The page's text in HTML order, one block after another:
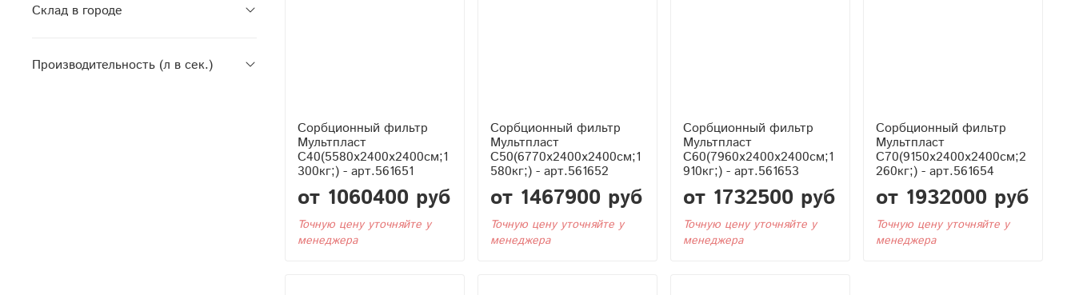
Сорбционный фильтр
Мультпласт
С40(5580x2400x2400см;1
300кг;) - арт.561651
от 1060400 руб
Точную цену уточняйте у
менеджера
Сорбционный фильтр
Мультпласт
С50(6770x2400x2400см;1
580кг;) - арт.561652
от 1467900 руб
Точную цену уточняйте у
менеджера
Сорбционный фильтр
Мультпласт
С60(7960x2400x2400см;1
910кг;) - арт.561653
от 1732500 руб
Точную цену уточняйте у
менеджера
Сорбционный фильтр
Мультпласт
С70(9150x2400x2400см;2
260кг;) - арт.561654
от 1932000 руб
Точную цену уточняйте у
менеджера
Склад в городе
Производительность (л в сек.)